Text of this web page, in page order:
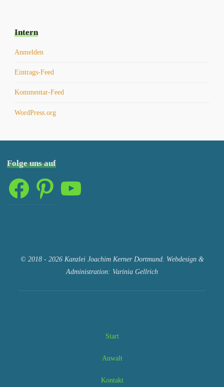
Intern
Anmelden
Eintrags-Feed
Kommentar-Feed
WordPress.org
Folge uns auf
Facebook Pinterest YouTube
© 2018 - 2026 Kanzlei Joachim Kerner Dortmund. Webdesign &
Administration: Varinia Gellrich
Start
Anwalt
Kontakt